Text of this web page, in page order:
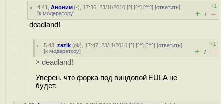
4.41 ,Аноним (-), 17:36, 23/11/2010 [^] [^^] [^^^] [ответить]
[к модератору]
+1
+ / –
deadland!
5.43 ,zazik (ok), 17:47, 23/11/2010 [^] [^^] [^^^] [ответить]
[к модератору]
+1
+ / –
> deadland!
Уверен, что форка под виндовой EULA не
будет.